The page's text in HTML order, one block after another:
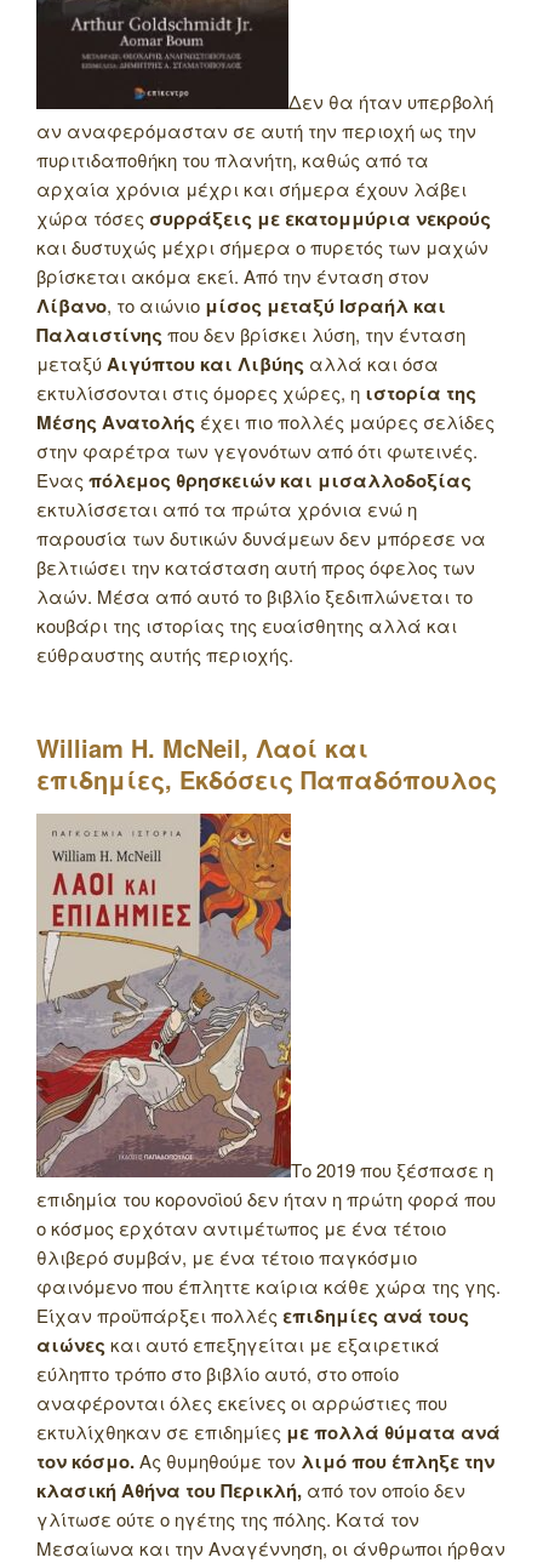
Δεν θα ήταν υπερβολή
αν αναφερόμασταν σε αυτή την περιοχή ως την
πυριτιδαποθήκη του πλανήτη, καθώς από τα
αρχαία χρόνια μέχρι και σήμερα έχουν λάβει
χώρα τόσες συρράξεις με εκατομμύρια νεκρούς
και δυστυχώς μέχρι σήμερα ο πυρετός των μαχών
βρίσκεται ακόμα εκεί. Από την ένταση στον
Λίβανο, το αιώνιο μίσος μεταξύ Ισραήλ και
Παλαιστίνης που δεν βρίσκει λύση, την ένταση
μεταξύΑιγύπτου και Λιβύης αλλά και όσα
εκτυλίσσονται στις όμορες χώρες, η ιστορία της
Μέσης Ανατολής έχει πιο πολλές μαύρες σελίδες
στην φαρέτρα των γεγονότων από ότι φωτεινές.
Ένας πόλεμος θρησκειών και μισαλλοδοξίας
εκτυλίσσεται από τα πρώτα χρόνια ενώ η
παρουσία των δυτικών δυνάμεων δεν μπόρεσε να
βελτιώσει την κατάσταση αυτή προς όφελος των
λαών. Μέσα από αυτό το βιβλίο ξεδιπλώνεται το
κουβάρι της ιστορίας της ευαίσθητης αλλά και
εύθραυστης αυτής περιοχής.
William H. McNeil, Λαοί και
επιδημίες, Εκδόσεις Παπαδόπουλος
Το 2019 που ξέσπασε η
επιδημία του κορονοϊού δεν ήταν η πρώτη φορά που
ο κόσμος ερχόταν αντιμέτωπος με ένα τέτοιο
θλιβερό συμβάν, με ένα τέτοιο παγκόσμιο
φαινόμενο που έπληττε καίρια κάθε χώρα της γης.
Είχαν προϋπάρξει πολλές επιδημίες ανά τους
αιώνες και αυτό επεξηγείται με εξαιρετικά
εύληπτο τρόπο στο βιβλίο αυτό, στο οποίο
αναφέρονται όλες εκείνες οι αρρώστιες που
εκτυλίχθηκαν σε επιδημίες με πολλά θύματα ανά
τον κόσμο.Ας θυμηθούμε τον λιμό που έπληξε την
κλασική Αθήνα του Περικλή, από τον οποίο δεν
γλίτωσε ούτε ο ηγέτης της πόλης. Κατά τον
Μεσαίωνα και την Αναγέννηση, οι άνθρωποι ήρθαν